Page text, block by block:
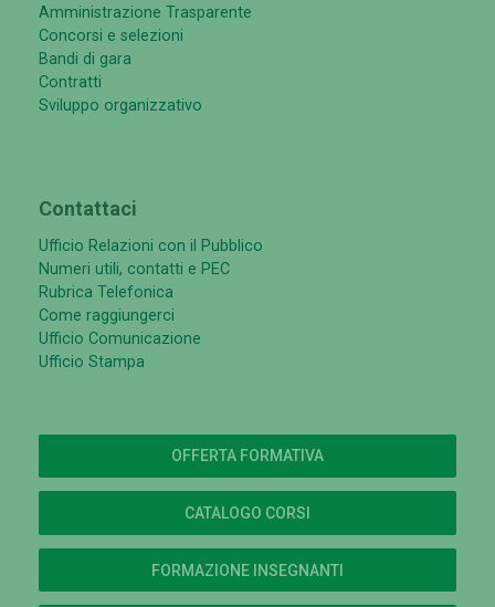
Amministrazione Trasparente
Concorsi e selezioni
Bandi di gara
Contratti
Sviluppo organizzativo
Contattaci
Ufficio Relazioni con il Pubblico
Numeri utili, contatti e PEC
Rubrica Telefonica
Come raggiungerci
Ufficio Comunicazione
Ufficio Stampa
OFFERTA FORMATIVA
CATALOGO CORSI
FORMAZIONE INSEGNANTI